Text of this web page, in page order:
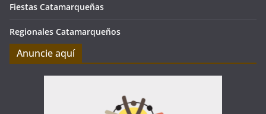
Fiestas Catamarqueñas
Regionales Catamarqueños
Anuncie aquí